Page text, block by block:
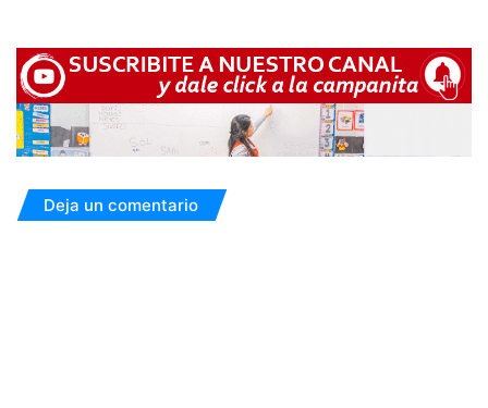
Deja un comentario